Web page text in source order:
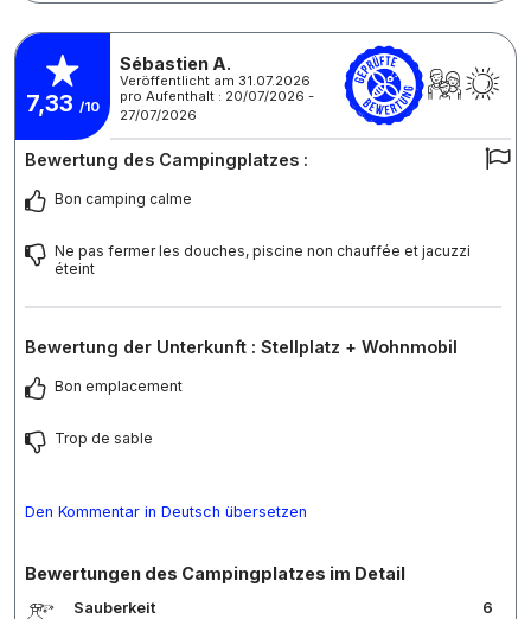
7,33 /10
Sébastien A.
Veröffentlicht am 31.07.2026
pro Aufenthalt : 20/07/2026 -
27/07/2026
Bewertung des Campingplatzes :
Bon camping calme
Ne pas fermer les douches, piscine non chauffée et jacuzzi
éteint
Bewertung der Unterkunft : Stellplatz + Wohnmobil
Bon emplacement
Trop de sable
Den Kommentar in Deutsch übersetzen
Bewertungen des Campingplatzes im Detail
Sauberkeit 6